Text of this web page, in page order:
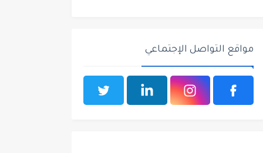
مواقع التواصل الإجتماعي